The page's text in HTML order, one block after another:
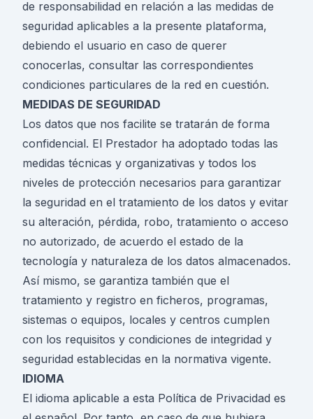
de responsabilidad en relación a las medidas de
seguridad aplicables a la presente plataforma,
debiendo el usuario en caso de querer
conocerlas, consultar las correspondientes
condiciones particulares de la red en cuestión.
MEDIDAS DE SEGURIDAD
Los datos que nos facilite se tratarán de forma
confidencial. El Prestador ha adoptado todas las
medidas técnicas y organizativas y todos los
niveles de protección necesarios para garantizar
la seguridad en el tratamiento de los datos y evitar
su alteración, pérdida, robo, tratamiento o acceso
no autorizado, de acuerdo el estado de la
tecnología y naturaleza de los datos almacenados.
Así mismo, se garantiza también que el
tratamiento y registro en ficheros, programas,
sistemas o equipos, locales y centros cumplen
con los requisitos y condiciones de integridad y
seguridad establecidas en la normativa vigente.
IDIOMA
El idioma aplicable a esta Política de Privacidad es